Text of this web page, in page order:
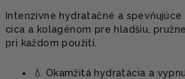
Intenzívne hydratačné a
cica a kolagénom pre hladšiu,
pri každom použití.
💧 Okamžitá hydratácia a